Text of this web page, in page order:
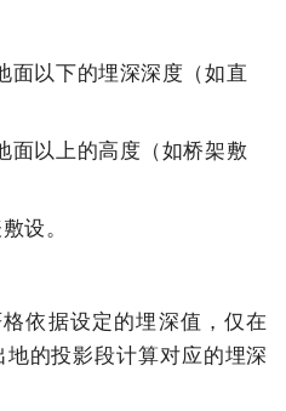
面以下的埋深深度（如直
面以上的高度（如桥架敷
设。
依据设定的埋深值，仅在
地的投影段计算对应的埋深